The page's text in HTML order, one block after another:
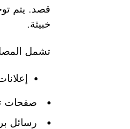
قصد. يتم
خبيثة.
تشمل
صفحات
رسائل